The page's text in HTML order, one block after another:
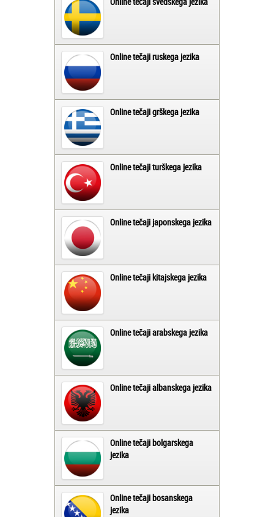
Online tečaji ruskega jezika
Online tečaji grškega jezika
Online tečaji turškega jezika
Online tečaji japonskega jezika
Online tečaji kitajskega jezika
Online tečaji arabskega jezika
Online tečaji albanskega jezika
Online tečaji bolgarskega
jezika
Online tečaji bosanskega
jezika